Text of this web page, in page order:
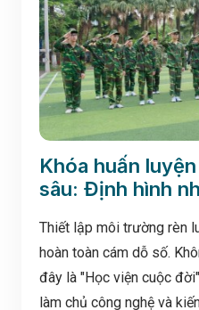
Khóa huấn
sâu: Định hình
diện
Thiết lập môi trường rèn
hoàn toàn cám dỗ số.
đây là "Học viện cuộc
làm chủ công nghệ và